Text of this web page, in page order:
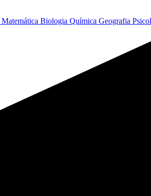
Matemática Biologia Química Geografia